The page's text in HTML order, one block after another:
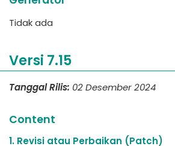
Tidak ada
Versi 7.15
Tanggal Rilis: 02 Desember 2024
Content
1. Revisi atau Perbaikan (Patch)